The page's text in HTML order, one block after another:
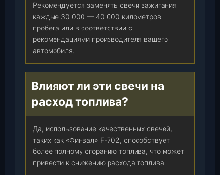
Рекомендуется заменять свечи зажигания
каждые 30 000 — 40 000 километров
пробега или в соответствии с
рекомендациями производителя вашего
автомобиля.
Влияют ли эти свечи на
расход топлива?
Да, использование качественных свечей,
таких как «Финвал» F-702, способствует
более полному сгоранию топлива, что может
привести к снижению расхода топлива.